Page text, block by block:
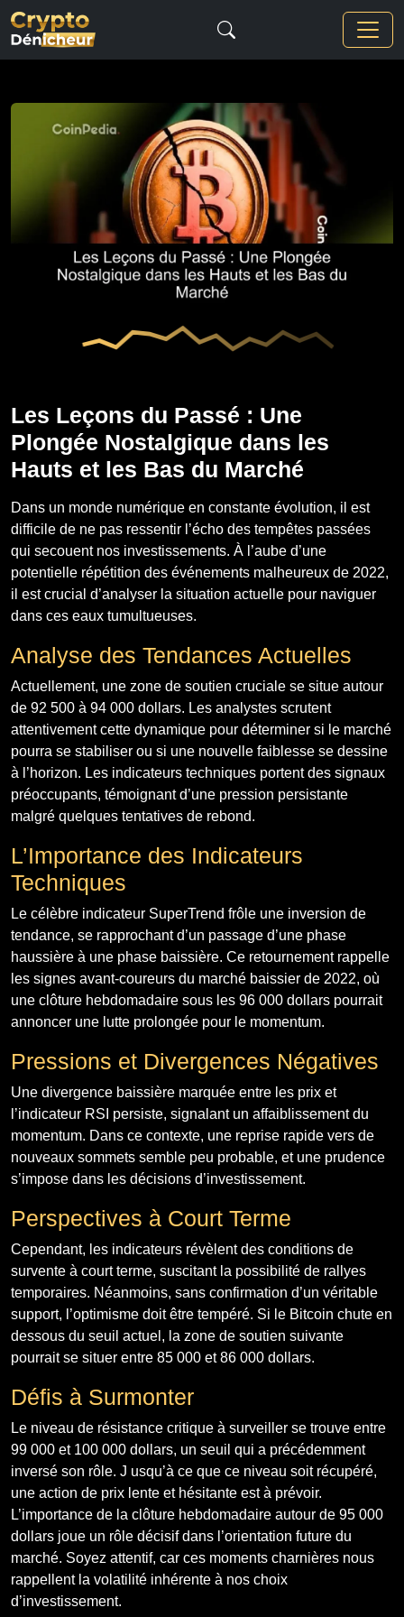
Les Leçons du Passé : Une
Plongée Nostalgique dans les
Hauts et les Bas du Marché
Dans un monde numérique en constante évolution, il est
difficile de ne pas ressentir l’écho des tempêtes passées
qui secouent nos investissements. À l’aube d’une
potentielle répétition des événements malheureux de 2022,
il est crucial d’analyser la situation actuelle pour naviguer
dans ces eaux tumultueuses.
Analyse des Tendances Actuelles
Actuellement, une zone de soutien cruciale se situe autour
de 92 500 à 94 000 dollars. Les analystes scrutent
attentivement cette dynamique pour déterminer si le marché
pourra se stabiliser ou si une nouvelle faiblesse se dessine
à l’horizon. Les indicateurs techniques portent des signaux
préoccupants, témoignant d’une pression persistante
malgré quelques tentatives de rebond.
L’Importance des Indicateurs
Techniques
Le célèbre indicateur SuperTrend frôle une inversion de
tendance, se rapprochant d’un passage d’une phase
haussière à une phase baissière. Ce retournement rappelle
les signes avant-coureurs du marché baissier de 2022, où
une clôture hebdomadaire sous les 96 000 dollars pourrait
annoncer une lutte prolongée pour le momentum.
Pressions et Divergences Négatives
Une divergence baissière marquée entre les prix et
l’indicateur RSI persiste, signalant un affaiblissement du
momentum. Dans ce contexte, une reprise rapide vers de
nouveaux sommets semble peu probable, et une prudence
s’impose dans les décisions d’investissement.
Perspectives à Court Terme
Cependant, les indicateurs révèlent des conditions de
survente à court terme, suscitant la possibilité de rallyes
temporaires. Néanmoins, sans confirmation d’un véritable
support, l’optimisme doit être tempéré. Si le Bitcoin chute en
dessous du seuil actuel, la zone de soutien suivante
pourrait se situer entre 85 000 et 86 000 dollars.
Défis à Surmonter
Le niveau de résistance critique à surveiller se trouve entre
99 000 et 100 000 dollars, un seuil qui a précédemment
inversé son rôle. J usqu’à ce que ce niveau soit récupéré,
une action de prix lente et hésitante est à prévoir.
L’importance de la clôture hebdomadaire autour de 95 000
dollars joue un rôle décisif dans l’orientation future du
marché. Soyez attentif, car ces moments charnières nous
rappellent la volatilité inhérente à nos choix
d’investissement.